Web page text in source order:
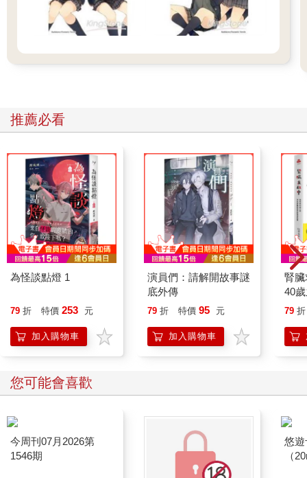
推薦必看
為怪談點燈 1
79 折 特價 253 元
加入購物車
演員們：請解開故事謎
底外傳
79 折 特價 95 元
加入購物車
腎
40
就
79 折
您可能會喜歡
今周刊07月2026第
1546期